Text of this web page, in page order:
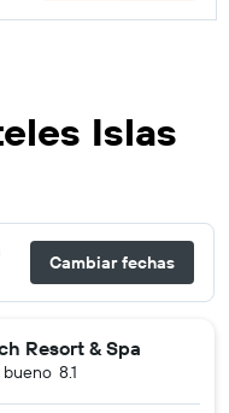
Islas
Cambiar fechas
Resort & Spa
8.1
bueno